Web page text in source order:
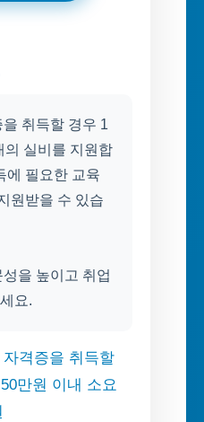
취득할 경우 1
의 실비를 지원합
에 필요한 교육
원받을 수 있습
을 높이고 취업
요.
격증을 취득할
만원 이내 소요